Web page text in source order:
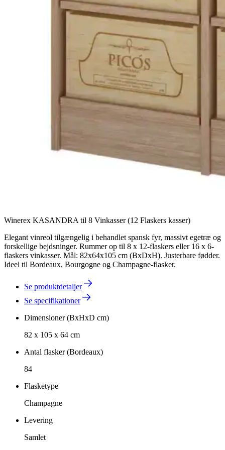
Winerex KASANDRA til 8 Vinkasser (12 Flaskers kasser)
Elegant vinreol tilgængelig i behandlet spansk fyr, massivt egetræ og
forskellige bejdsninger. Rummer op til 8 x 12-flaskers eller 16 x 6-
flaskers vinkasser. Mål: 82x64x105 cm (BxDxH). Justerbare fødder.
Ideel til Bordeaux, Bourgogne og Champagne-flasker.
Se produktdetaljer
Se specifikationer
Dimensioner (BxHxD cm)
82 x 105 x 64 cm
Antal flasker (Bordeaux)
84
Flasketype
Champagne
Levering
Samlet